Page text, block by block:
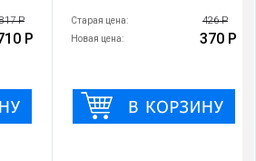
817 Р
Р
Старая цена: 426 Р
Новая цена: 370 Р